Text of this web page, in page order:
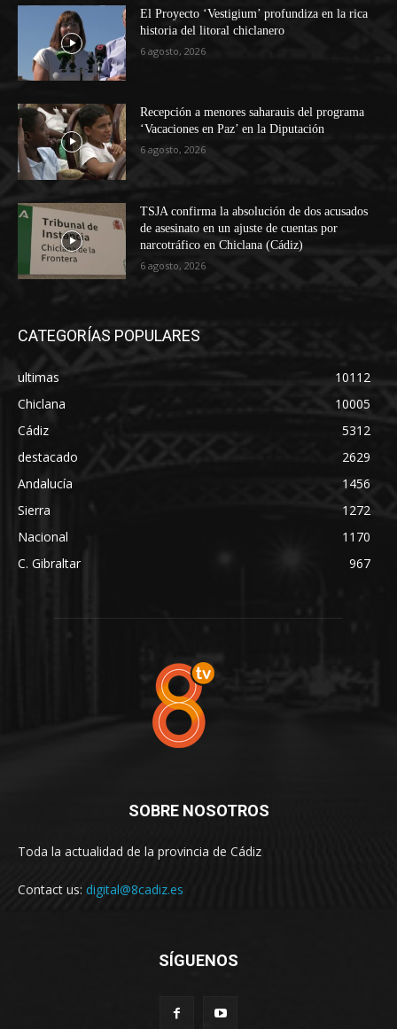
El Proyecto ‘Vestigium’ profundiza en la rica
historia del litoral chiclanero
6 agosto, 2026
Recepción a menores saharauis del programa
‘Vacaciones en Paz’ en la Diputación
6 agosto, 2026
TSJA confirma la absolución de dos acusados
de asesinato en un ajuste de cuentas por
narcotráfico en Chiclana (Cádiz)
6 agosto, 2026
CATEGORÍAS POPULARES
ultimas
10112
Chiclana
10005
Cádiz
5312
destacado
2629
Andalucía
1456
Sierra
1272
Nacional
1170
C. Gibraltar
967
SOBRE NOSOTROS
Toda la actualidad de la provincia de Cádiz
Contact us: digital@8cadiz.es
SÍGUENOS